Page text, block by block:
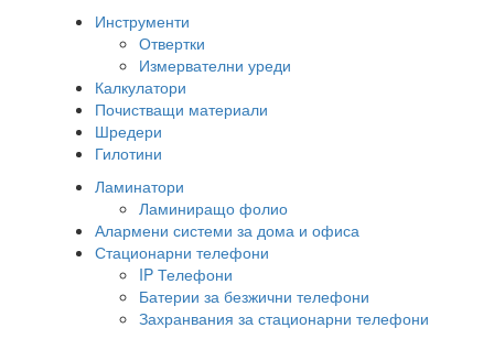
Инструменти
Отвертки
Измервателни уреди
Калкулатори
Почистващи материали
Шредери
Гилотини
Ламинатори
Ламиниращо фолио
Алармени системи за дома и офиса
Стационарни телефони
IP Телефони
Батерии за безжични телефони
Захранвания за стационарни телефони